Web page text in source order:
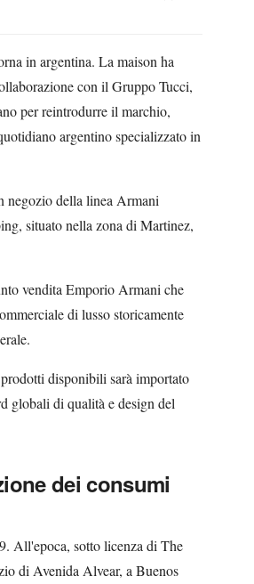
in argentina. La maison ha
con il Gruppo Tucci,
per reintrodurre il marchio,
argentino specializzato in
negozio della linea Armani
situato nella zona di Martinez,
vendita Emporio Armani che
di lusso storicamente
disponibili sarà importato
globali di qualità e design del
dei consumi
All'epoca, sotto licenza di The
di Avenida Alvear, a Buenos